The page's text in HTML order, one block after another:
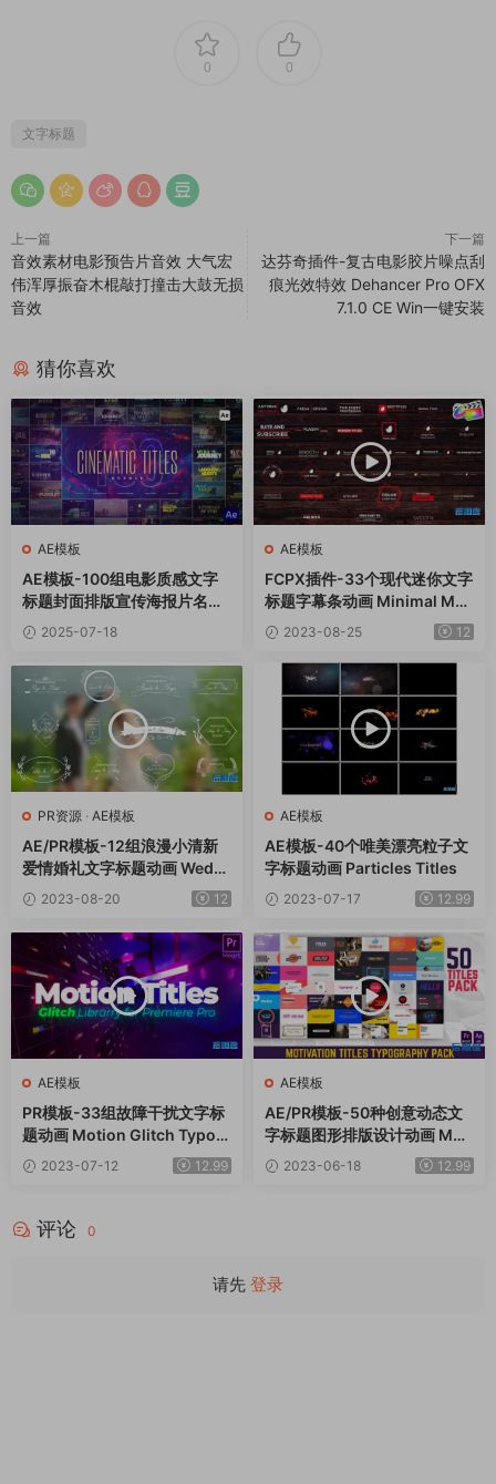
0 0
文字标题
上一篇
音效素材电影预告片音效 大气宏
伟浑厚振奋木棍敲打撞击大鼓无损
音效
下一篇
达芬奇插件-复古电影胶片噪点刮
痕光效特效 Dehancer Pro OFX
7.1.0 CE Win一键安装
猜你喜欢
AE模板
AE模板-100组电影质感文字
标题封面排版宣传海报片名动
画 Cinematic Titles
2025-07-18
AE模板
FCPX插件-33个现代迷你文字
标题字幕条动画 Minimal Mo
dern Titles Pack
2023-08-25 12
PR资源 · AE模板
AE/PR模板-12组浪漫小清新
爱情婚礼文字标题动画 Weddi
ng Titles
2023-08-20 12
AE模板
AE模板-40个唯美漂亮粒子文
字标题动画 Particles Titles
2023-07-17 12.99
AE模板
PR模板-33组故障干扰文字标
题动画 Motion Glitch Typog
raphy2023-07-12 12.99
AE模板
AE/PR模板-50种创意动态文
字标题图形排版设计动画 Moti
vation Titles Typography P
ack
2023-06-18 12.99
评论 0
请先 登录